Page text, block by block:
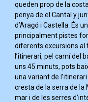
queden prop de la
penya de el Cantal y
d’Aragó i Castella. És
principalment pistes
diferents excursions al
l’itinerari, pel camí del
uns 45 minuts, pots
una variant de
cresta de la serra de
mar i de les serres